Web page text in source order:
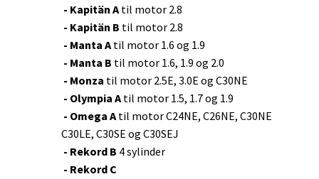
- Kapitän Atil motor 2.8
- Kapitän B til motor 2.8
- Manta Atil motor 1.6 og 1.9
- Manta B til motor 1.6, 1.9 og 2.0
- Monza til motor 2.5E, 3.0E og C30NE
- Olympia Atil motor 1.5, 1.7 og 1.9
- Omega Atil motor C24NE, C26NE, C30NE
C30LE, C30SE og C30SEJ
- Rekord B 4 sylinder
- Rekord C